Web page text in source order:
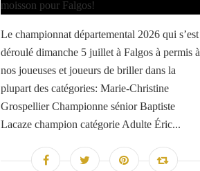
Le championnat départemental 2026 qui s’est
déroulé dimanche 5 juillet à Falgos à permis à
nos joueuses et joueurs de briller dans la
plupart des catégories: Marie-Christine
Grospellier Championne sénior Baptiste
Lacaze champion catégorie Adulte Éric...